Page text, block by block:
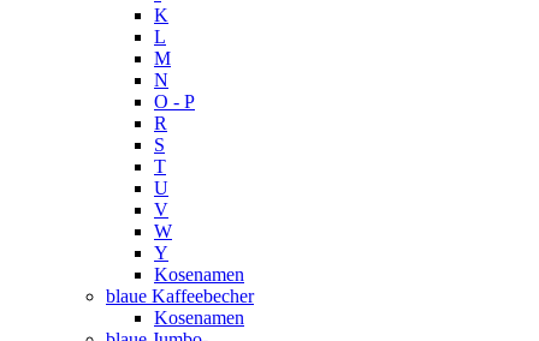
K
L
M
N
O - P
R
S
T
U
V
W
Y
Kosenamen
blaue Kaffeebecher
Kosenamen